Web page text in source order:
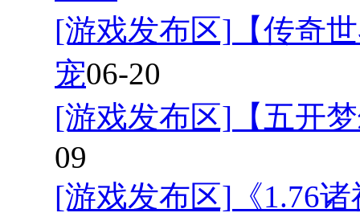
[游戏发布区] 【传奇
宠06-20
[游戏发布区] 【五开
09
[游戏发布区] 《1.76